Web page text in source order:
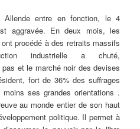
entre en fonction, le 4
aggravée. En deux mois, les
procédé à des retraits massifs
industrielle a chuté,
pas et le marché noir des devises
fort de 36% des suffrages
moins ses grandes orientations .
au monde entier de son haut
politique. Il permet à